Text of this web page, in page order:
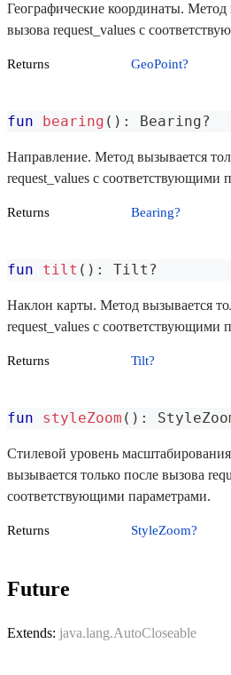
Географические координаты. Метод
вызова request_values с
Returns GeoPoint?
fun bearing ( ) : Bearing?
Направление. Метод вызывается
request_values с соответствующими
Returns Bearing?
fun tilt ( ) : Tilt ?
Наклон карты. Метод вызывается
request_values с соответствующими
Returns Tilt?
fun styleZoom ( ) :
Стилевой уровень
вызывается только после вызова
соответствующими параметрами.
Returns StyleZoom?
Future
Extends: java.lang.AutoCloseable